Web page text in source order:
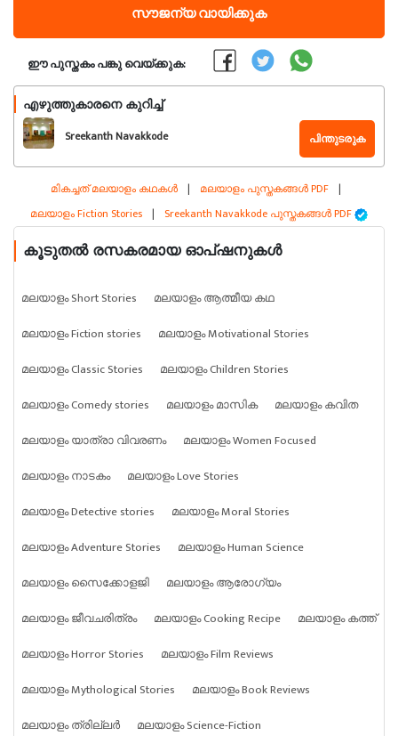
സൗജന്യ വായിക്കുക
ഈ പുസ്തകം പങ്കു വെയ്ക്കുക:
എഴുത്തുകാരനെ കുറിച്ച്
Sreekanth Navakkode പിന്തുടരുക
മികച്ചത് മലയാളം കഥകൾ | മലയാളം പുസ്തകങ്ങൾ PDF |
മലയാളം Fiction Stories | Sreekanth Navakkode പുസ്തകങ്ങൾ PDF
കൂടുതൽ രസകരമായ ഓപ്ഷനുകൾ
മലയാളം Short Stories
മലയാളം ആത്മീയ കഥ
മലയാളം Fiction stories
മലയാളം Motivational Stories
മലയാളം Classic Stories
മലയാളം Children Stories
മലയാളം Comedy stories
മലയാളം മാസിക
മലയാളം കവിത
മലയാളം യാത്രാ വിവരണം
മലയാളം Women Focused
മലയാളം നാടകം
മലയാളം Love Stories
മലയാളം Detective stories
മലയാളം Moral Stories
മലയാളം Adventure Stories
മലയാളം Human Science
മലയാളം സൈക്കോളജി
മലയാളം ആരോഗ്യം
മലയാളം ജീവചരിത്രം
മലയാളം Cooking Recipe
മലയാളം കത്ത്
മലയാളം Horror Stories
മലയാളം Film Reviews
മലയാളം Mythological Stories
മലയാളം Book Reviews
മലയാളം ത്രില്ലർ
മലയാളം Science-Fiction